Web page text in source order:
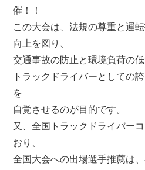
催！！
この大会は、法規の尊重と運
向上を図り、
交通事故の防止と環境負荷の
トラックドライバーとしての
を
自覚させるのが目的です。
又、全国トラックドライバー
おり、
全国大会への出場選手推薦は